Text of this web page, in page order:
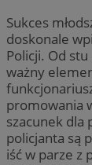
Sukces
doskonale
Policji. Od
ważny
promowania
szacunek dla
policjanta są
iść w parze z